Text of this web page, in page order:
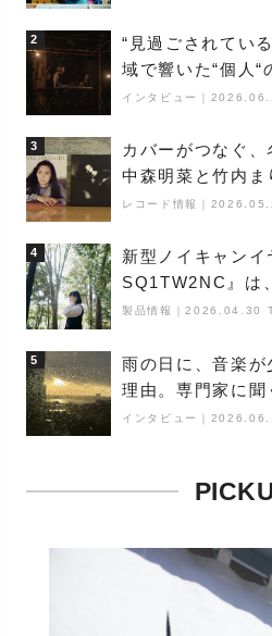
2
“見過ごされてい
域で響いた“個人“
夜神楽』をレポー
インタビュー
3
カバーがつなぐ
中森明菜と竹内ま
レコード情報
4
新型ノイキャン
SQ1TW2NC』は
り得るーシンガー
製品情報 ｜2026.04.30
5
雨の日に、音楽が
理由。専門家に聞
ケープ
インタビュー